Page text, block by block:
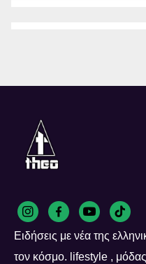
Ειδήσεις με νέα της
τον κόσμο. lifestyle ,